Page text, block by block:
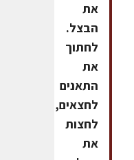
את
הבצל.
לחתוך
את
התאנים
לחצאים,
לחצות
את